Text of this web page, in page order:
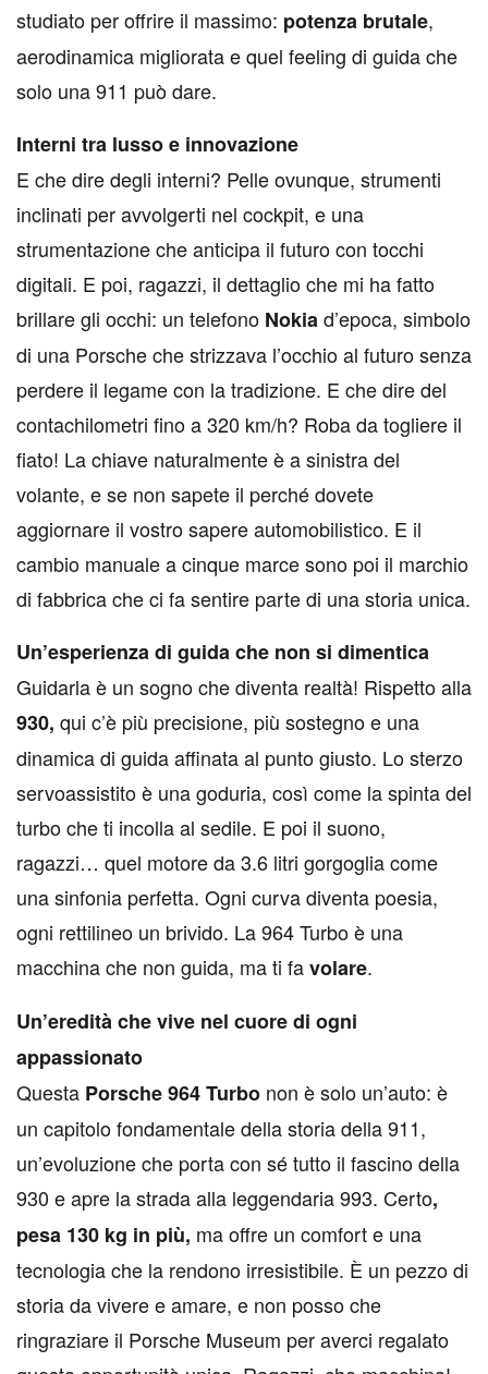
studiato per offrire il massimo: potenza brutale,
aerodinamica migliorata e quel feeling di guida che
solo una 911 può dare.
Interni tra lusso e innovazione
E che dire degli interni? Pelle ovunque, strumenti
inclinati per avvolgerti nel cockpit, e una
strumentazione che anticipa il futuro con tocchi
digitali. E poi, ragazzi, il dettaglio che mi ha fatto
brillare gli occhi: un telefono Nokiad’epoca, simbolo
di una Porsche che strizzava l’occhio al futuro senza
perdere il legame con la tradizione. E che dire del
contachilometri fino a 320 km/h? Roba da togliere il
fiato! La chiave naturalmente è a sinistra del
volante, e se non sapete il perché dovete
aggiornare il vostro sapere automobilistico. E il
cambio manuale a cinque marce sono poi il marchio
di fabbrica che ci fa sentire parte di una storia unica.
Un’esperienza di guida che non si dimentica
Guidarla è un sogno che diventa realtà! Rispetto alla
930, qui c’è più precisione, più sostegno e una
dinamica di guida affinata al punto giusto. Lo sterzo
servoassistito è una goduria, così come la spinta del
turbo che ti incolla al sedile. E poi il suono,
ragazzi… quel motore da 3.6 litri gorgoglia come
una sinfonia perfetta. Ogni curva diventa poesia,
ogni rettilineo un brivido. La 964 Turbo è una
macchina che non guida, ma ti favolare.
Un’eredità che vive nel cuore di ogni
appassionato
Questa Porsche 964 Turbo non è solo un’auto: è
un capitolo fondamentale della storia della 911,
un’evoluzione che porta con sé tutto il fascino della
930 e apre la strada alla leggendaria 993. Certo,
pesa 130 kg in più, ma offre un comfort e una
tecnologia che la rendono irresistibile. È un pezzo di
storia da vivere e amare, e non posso che
ringraziare il Porsche Museum per averci regalato